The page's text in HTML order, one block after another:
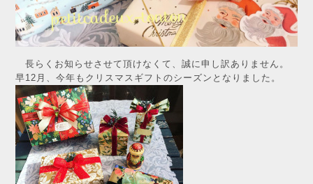
長らくお知らせさせて頂けなくて、誠に申し訳ありません。
早12月、今年もクリスマスギフトのシーズンとなりました。